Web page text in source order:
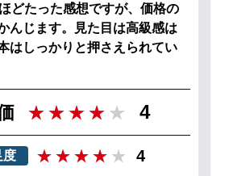
どたった感想ですが、価格の
んじます。見た目は高級感は
はしっかりと押さえられてい
4
度 4